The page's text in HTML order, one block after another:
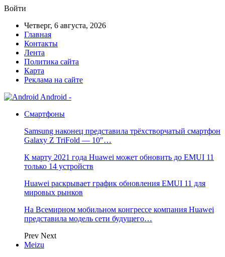
Войти
Четверг, 6 августа, 2026
Главная
Контакты
Лента
Политика сайта
Карта
Реклама на сайте
Android -
Смартфоны
Samsung наконец представила трёхстворчатый смартфон
Galaxy Z TriFold — 10″…
К марту 2021 года Huawei может обновить до EMUI 11
только 14 устройств
Huawei раскрывает график обновления EMUI 11 для
мировых рынков
На Всемирном мобильном конгрессе компания Huawei
представила модель сети будущего…
Prev Next
Meizu